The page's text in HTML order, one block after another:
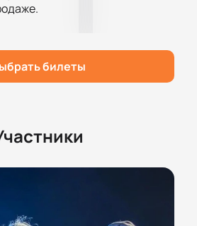
для каждого.
выбранных кресел.
о стоимости можно
всю силу живого
билеты